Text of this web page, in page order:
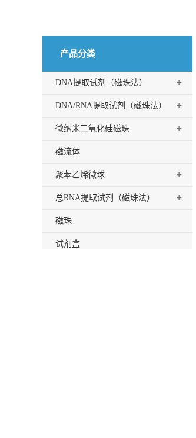
产品分类
DNA提取试剂（磁珠法） +
DNA/RNA提取试剂（磁珠法） +
微纳米二氧化硅磁珠 +
磁流体
聚苯乙烯微球 +
总RNA提取试剂（磁珠法） +
磁珠
试剂盒